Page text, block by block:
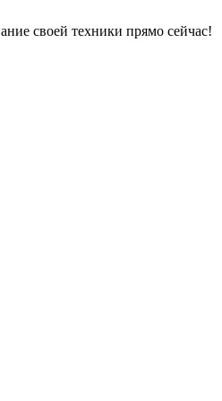
своей техники прямо сейчас!